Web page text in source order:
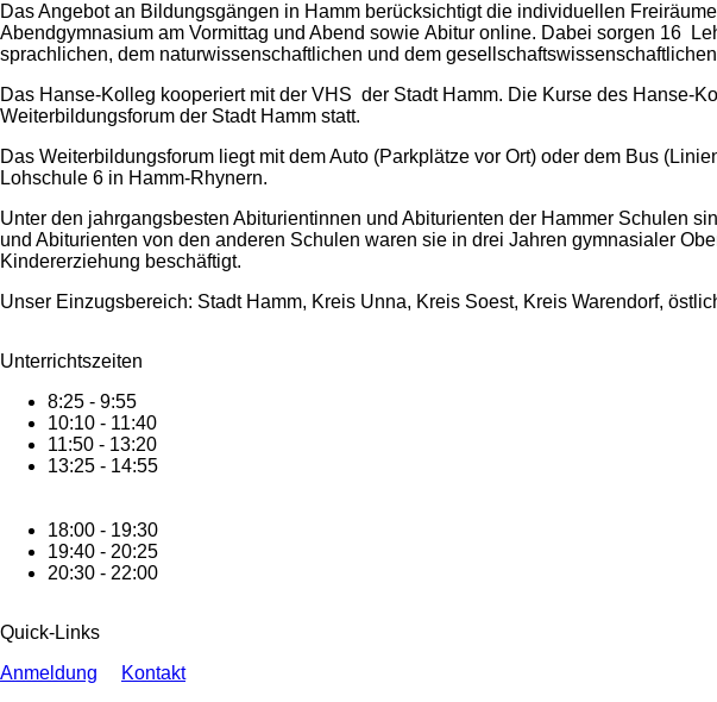
Das Angebot an Bildungsgängen in Hamm berücksichtigt die individuellen
Abendgymnasium am Vormittag und Abend sowie Abitur online. Dabei sorgen 16
sprachlichen, dem naturwissenschaftlichen und dem
Das Hanse-Kolleg kooperiert mit der VHS der Stadt Hamm. Die Kurse des Hanse-
Weiterbildungsforum der Stadt Hamm statt.
Das Weiterbildungsforum liegt mit dem Auto (Parkplätze vor Ort) oder dem Bus
Lohschule 6 in Hamm-Rhynern.
Unter den jahrgangsbesten Abiturientinnen und Abiturienten der Hammer Schulen
und Abiturienten von den anderen Schulen waren sie in drei Jahren gymnasialer
Kindererziehung beschäftigt.
Unser Einzugsbereich: Stadt Hamm, Kreis Unna, Kreis Soest, Kreis Warendorf,
Unterrichtszeiten
8:25 - 9:55
10:10 - 11:40
11:50 - 13:20
13:25 - 14:55
18:00 - 19:30
19:40 - 20:25
20:30 - 22:00
Quick-Links
Anmeldung
Kontakt